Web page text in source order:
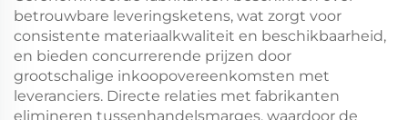
betrouwbare leveringsketens, wat zorgt voor
consistente materiaalkwaliteit en beschikbaarheid,
en bieden concurrerende prijzen door
grootschalige inkoopovereenkomsten met
leveranciers. Directe relaties met fabrikanten
elimineren tussenhandelsmarges, waardoor de